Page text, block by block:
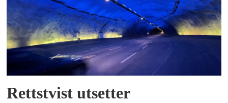
Rettstvist utsetter